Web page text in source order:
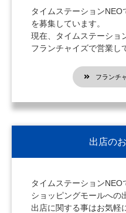
タイムステーション
を募集しています。
現在、タイムステーショ
フランチャイズで営業し
フランチ
出店の
タイムステーション
ショッピングモールへの
出店に関する事はお気軽